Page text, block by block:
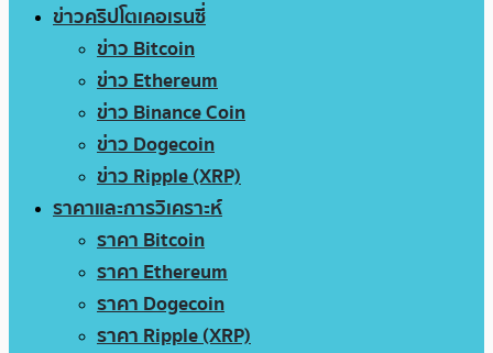
ข่าวคริปโตเคอเรนซี่
ข่าว Bitcoin
ข่าว Ethereum
ข่าว Binance Coin
ข่าว Dogecoin
ข่าว Ripple (XRP)
ราคาและการวิเคราะห์
ราคา Bitcoin
ราคา Ethereum
ราคา Dogecoin
ราคา Ripple (XRP)